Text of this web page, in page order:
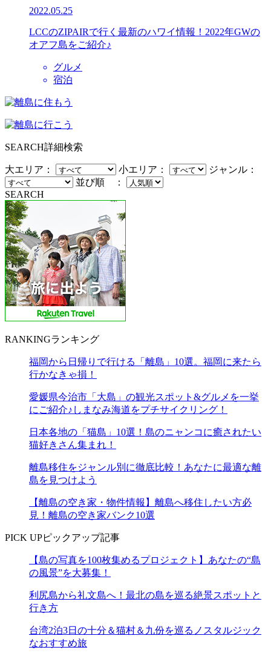
2022.05.25
LCCのZIPAIRで行く最新のハワイ情報！2022年GWの
オアフ島をご紹介♪
グルメ
宿泊
SEARCH詳細検索
大エリア： 小エリア：
ジャンル：
並び順 ：
SEARCH
RANKINGランキング
福岡から日帰りで行ける「離島」10選。福岡に来たら
行かなきゃ損！
愛媛県今治市「大島」の観光スポット&グルメを一挙
にご紹介♪しまなみ海道をプチサイクリング！
日本各地の「猫島」10選！島のニャンコに癒されたい
猫好きさん集まれ！
離島移住をジャンル別に徹底比較！あなたに最適な離
島を見つけよう
【離島の空き家・物件情報】離島へ移住したい方必
見！離島の空き家バンク10選
PICK UPピックアップ記事
【島の写真を100枚集めるプロジェクト】あなたの“島
の風景”を大募集！
利尻島から礼文島へ！最北の島を巡る絶景スポットと
行き方
台湾2泊3日の十分＆猫村＆九份を巡るノスタルジック
なおすすめ旅